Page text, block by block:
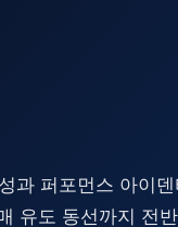
과 퍼포먼스 아이
유도 동선까지 전